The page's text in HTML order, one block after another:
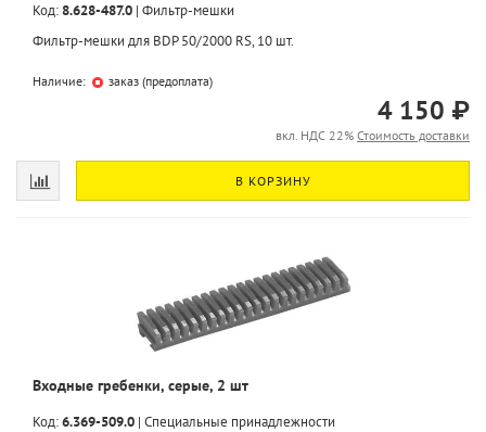
Код:8.628-487.0 | Фильтр-мешки
Фильтр-мешки для BDP 50/2000 RS, 10 шт.
Наличие: заказ (предоплата)
4 150 ₽
вкл. НДС 22% Стоимость доставки
В КОРЗИНУ
Входные гребенки, серые, 2 шт
Код:6.369-509.0 | Специальные принадлежности